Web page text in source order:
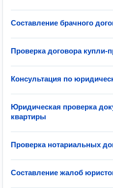
Составление брачного
Проверка договора купли-
Консультация по
Юридическая проверка
квартиры
Проверка нотариальных
Составление жалоб